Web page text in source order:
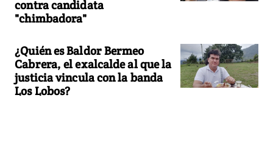
contra candidata
"chimbadora"
¿Quién es Baldor Bermeo
Cabrera, el exalcalde al que la
justicia vincula con la banda
Los Lobos?